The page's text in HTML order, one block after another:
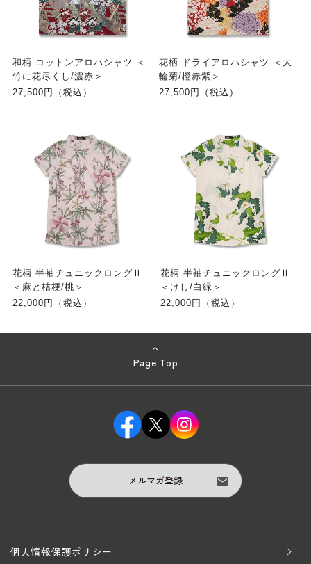
和柄 コットンアロハシャツ ＜
竹に花尽くし/濃赤＞
27,500円（税込）
花柄 ドライアロハシャツ ＜大
輪菊/橙赤紫＞
27,500円（税込）
花柄 半袖チュニックロングⅡ
＜麻と桔梗/桃＞
22,000円（税込）
花柄 半袖チュニックロングⅡ
＜けし/白緑＞
22,000円（税込）
Page Top
メルマガ登録
個人情報保護ポリシー